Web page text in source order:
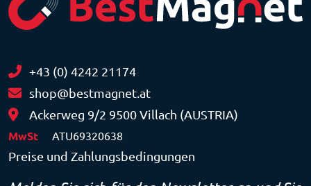
+43 (0) 4242 21174
shop@bestmagnet.at
Ackerweg 9/2 9500 Villach (AUSTRIA)
MwSt ATU69320638
Preise und Zahlungsbedingungen